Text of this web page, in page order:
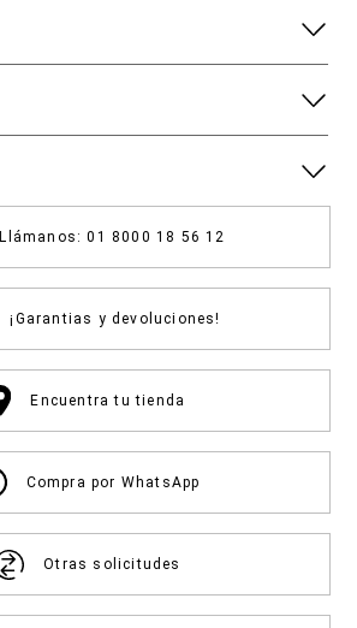
Llámanos: 01 8000 18 56 12
¡Garantias y devoluciones!
Encuentra tu tienda
Compra por WhatsApp
Otras solicitudes